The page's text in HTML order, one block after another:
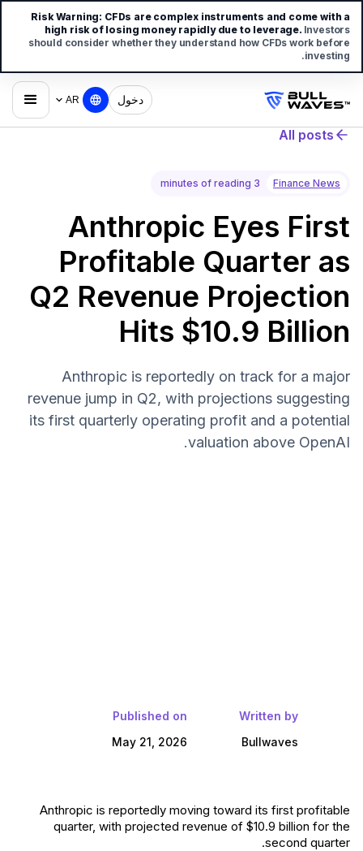
دخول AR
All posts
Finance News
3 minutes of reading
Anthropic Eyes First
Profitable Quarter as
Q2 Revenue Projection
Hits $10.9 Billion
Anthropic is reportedly on track for a major
revenue jump in Q2, with projections suggesting
its first quarterly operating profit and a potential
valuation above OpenAI.
Written by
Bullwaves
Published on
May 21, 2026
Anthropic is reportedly moving toward its first profitable
quarter, with projected revenue of $10.9 billion for the
second quarter.
Risk Warning: CFDs are complex instruments and come with a
high risk of losing money rapidly due to leverage. Investors
should consider whether they understand how CFDs work before
investing.